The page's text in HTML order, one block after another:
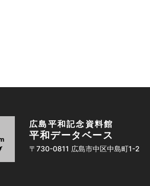
広島平和記念資料館
平和データベース
〒730-0811 広島市中区中島町1-2